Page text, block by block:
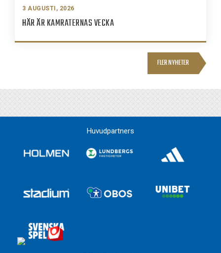
3 AUGUSTI, 2026
HÄR ÄR KAMRATERNAS VECKA
FLER NYHETER
Huvudpartners